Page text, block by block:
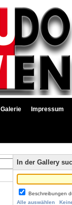
Galerie Impressum
In der Gallery
Beschreibungen
Alle auswählen